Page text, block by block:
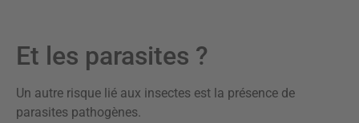
Et les parasites ?
Un autre risque lié aux insectes est la présence de
parasites pathogènes.